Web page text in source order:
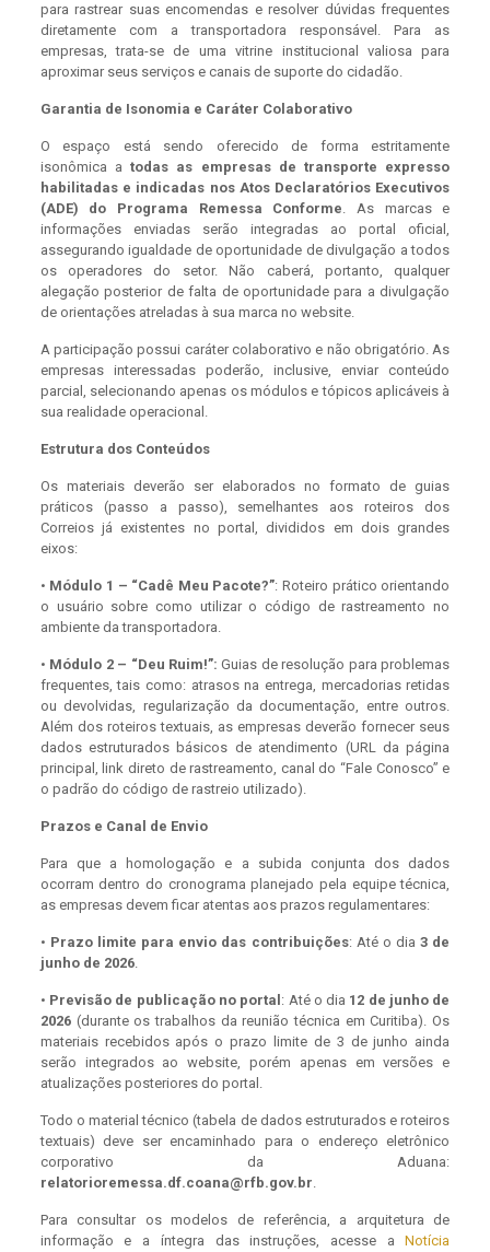
para rastrear suas encomendas e resolver dúvidas frequentes
diretamente com a transportadora responsável. Para as
empresas, trata-se de uma vitrine institucional valiosa para
aproximar seus serviços e canais de suporte do cidadão.
Garantia de Isonomia e Caráter Colaborativo
O espaço está sendo oferecido de forma estritamente
isonômica atodas as empresas de transporte expresso
habilitadas e indicadas nos Atos Declaratórios Executivos
(ADE) do Programa Remessa Conforme. As marcas e
informações enviadas serão integradas ao portal oficial,
assegurando igualdade de oportunidade de divulgação a todos
os operadores do setor. Não caberá, portanto, qualquer
alegação posterior de falta de oportunidade para a divulgação
de orientações atreladas à sua marca no website.
A participação possui caráter colaborativo e não obrigatório. As
empresas interessadas poderão, inclusive, enviar conteúdo
parcial, selecionando apenas os módulos e tópicos aplicáveis à
sua realidade operacional.
Estrutura dos Conteúdos
Os materiais deverão ser elaborados no formato de guias
práticos (passo a passo), semelhantes aos roteiros dos
Correios já existentes no portal, divididos em dois grandes
eixos:
• Módulo 1 – “Cadê Meu Pacote?”: Roteiro prático orientando
o usuário sobre como utilizar o código de rastreamento no
ambiente da transportadora.
• Módulo 2 – “Deu Ruim!”: Guias de resolução para problemas
frequentes, tais como: atrasos na entrega, mercadorias retidas
ou devolvidas, regularização da documentação, entre outros.
Além dos roteiros textuais, as empresas deverão fornecer seus
dados estruturados básicos de atendimento (URL da página
principal, link direto de rastreamento, canal do “Fale Conosco” e
o padrão do código de rastreio utilizado).
Prazos e Canal de Envio
Para que a homologação e a subida conjunta dos dados
ocorram dentro do cronograma planejado pela equipe técnica,
as empresas devem ficar atentas aos prazos regulamentares:
• Prazo limite para envio das contribuições: Até o dia3 de
junho de 2026.
• Previsão de publicação no portal : Até o dia 12 de junho de
2026(durante os trabalhos da reunião técnica em Curitiba). Os
materiais recebidos após o prazo limite de 3 de junho ainda
serão integrados ao website, porém apenas em versões e
atualizações posteriores do portal.
Todo o material técnico (tabela de dados estruturados e roteiros
textuais) deve ser encaminhado para o endereço eletrônico
corporativo da Aduana:
relatorioremessa.df.coana@rfb.gov.br.
Para consultar os modelos de referência, a arquitetura de
informação e a íntegra das instruções, acesse aNotícia